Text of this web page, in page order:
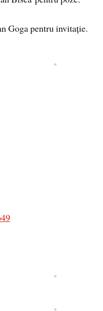
Goga pentru invitație.